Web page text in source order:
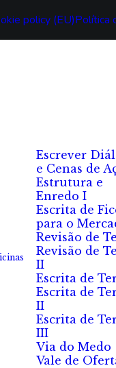
policy (EU)Política
Escrever
e Cenas de
Estrutura e
Enredo I
Escrita de
para o
Revisão de
Revisão de
II
Escrita de
Escrita de
II
Escrita de
III
Via do Medo
Vale de